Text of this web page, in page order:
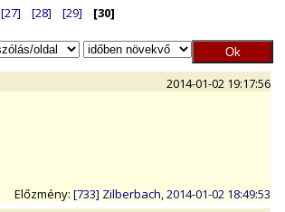
[27] [28] [29] [30]
2014-01-02 19:17:56
Előzmény: [733] Zilberbach, 2014-01-02 18:49:53